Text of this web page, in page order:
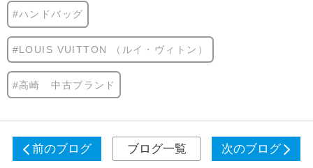
#ハンドバッグ
#LOUIS VUITTON （ルイ・ヴィトン）
#高崎 中古ブランド
前のブログ ブログ一覧 次のブログ